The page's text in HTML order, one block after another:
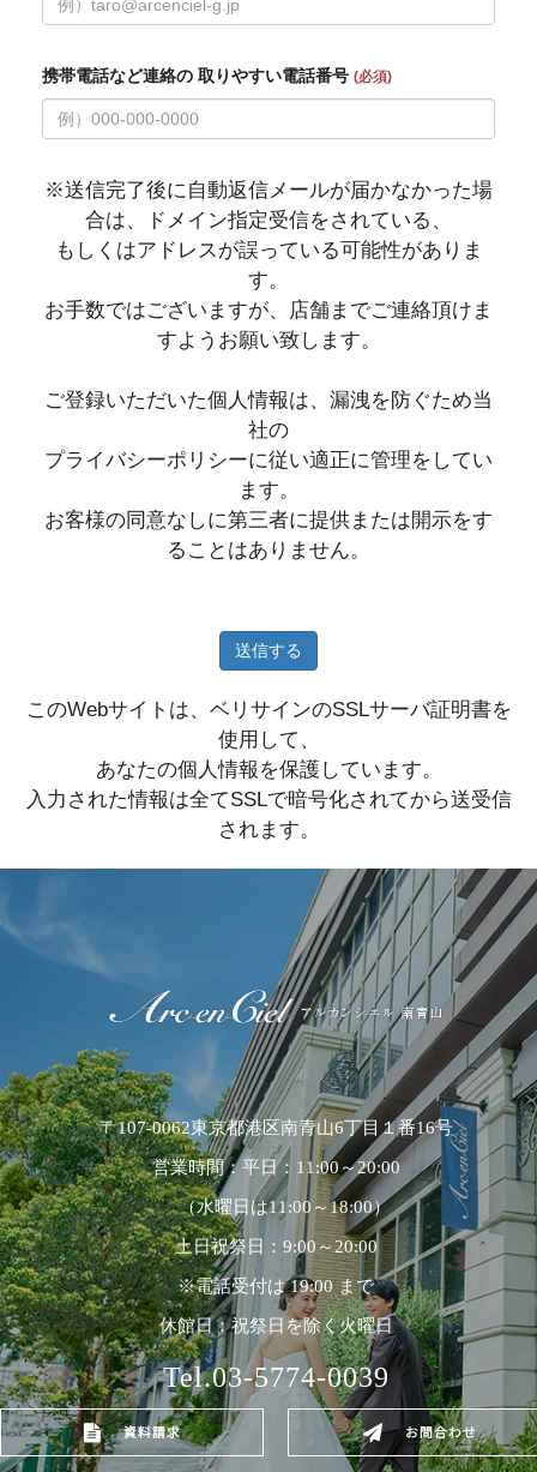
携帯電話など連絡の 取りやすい電話番号 (必須)
※送信完了後に自動返信メールが届かなかった場
合は、ドメイン指定受信をされている、
もしくはアドレスが誤っている可能性がありま
す。
お手数ではございますが、店舗までご連絡頂けま
すようお願い致します。
ご登録いただいた個人情報は、漏洩を防ぐため当
社の
プライバシーポリシーに従い適正に管理をしてい
ます。
お客様の同意なしに第三者に提供または開示をす
ることはありません。
このWebサイトは、ベリサインのSSLサーバ証明書を
使用して、
あなたの個人情報を保護しています。
入力された情報は全てSSLで暗号化されてから送受信
されます。
〒107-0062東京都港区南青山6丁目１番16号
営業時間：平日：11:00～20:00
（水曜日は11:00～18:00）
土日祝祭日：9:00～20:00
※電話受付は 19:00 まで
休館日：祝祭日を除く火曜日
Tel.03-5774-0039